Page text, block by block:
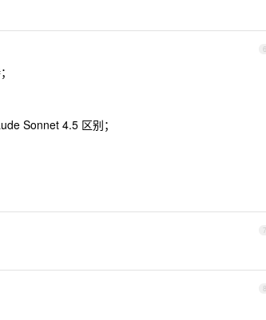
6
Sonnet 4.5 区别；
7
8